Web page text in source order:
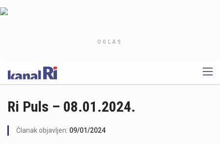
OGLAS
Ri Puls – 08.01.2024.
Članak objavljen: 09/01/2024